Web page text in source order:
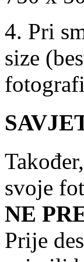
4. Pri
size
svoje
NE
Prije